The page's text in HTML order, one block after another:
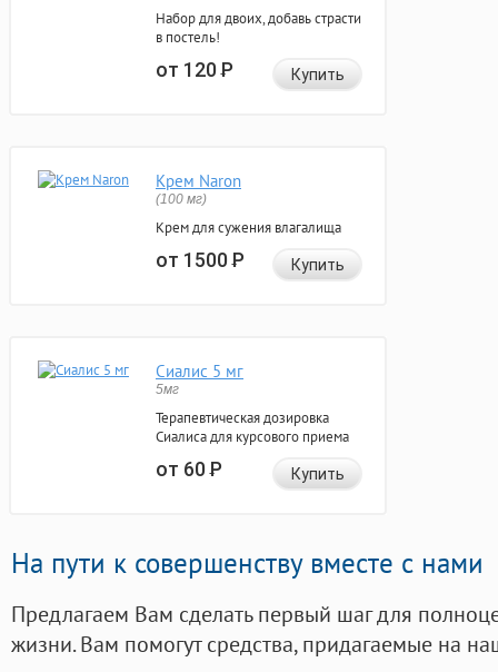
Набор для двоих, добавь страсти
в постель!
от 120Р Купить
Крем Naron
(100 мг)
Крем для сужения влагалища
от 1500Р Купить
Сиалис 5 мг
5мг
Терапевтическая дозировка
Сиалиса для курсового приема
от 60Р Купить
На пути к совершенству вместе с нами
Предлагаем Вам сделать первый шаг для
жизни. Вам помогут средства, придагаемые на